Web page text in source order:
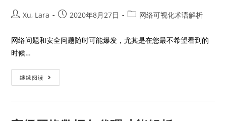
Xu, Lara 2020年8月27日 网络可视化术语解析
网络问题和安全问题随时可能爆发，尤其是在您最不希望看到的
时候…
继续阅读